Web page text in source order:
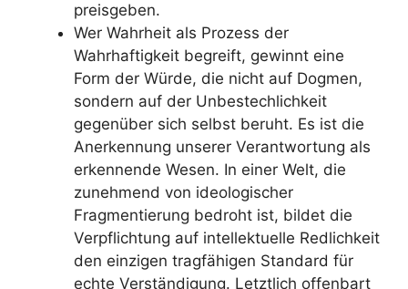
preisgeben.
Wer Wahrheit als Prozess der
Wahrhaftigkeit begreift, gewinnt eine
Form der Würde, die nicht auf Dogmen,
sondern auf der Unbestechlichkeit
gegenüber sich selbst beruht. Es ist die
Anerkennung unserer Verantwortung als
erkennende Wesen. In einer Welt, die
zunehmend von ideologischer
Fragmentierung bedroht ist, bildet die
Verpflichtung auf intellektuelle Redlichkeit
den einzigen tragfähigen Standard für
echte Verständigung. Letztlich offenbart